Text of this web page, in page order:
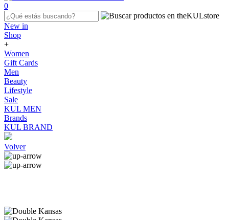
0
New in
Shop
+
Women
Gift Cards
Men
Beauty
Lifestyle
Sale
KUL MEN
Brands
KUL BRAND
Volver